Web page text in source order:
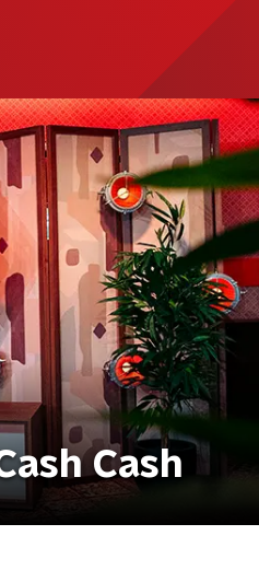
Cash